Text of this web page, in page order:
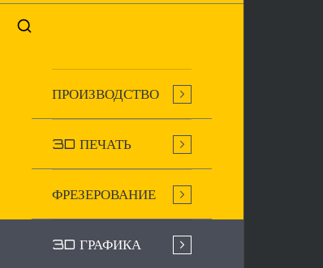
ПРОИЗВОДСТВО
3D ПЕЧАТЬ
ФРЕЗЕРОВАНИЕ
3D ГРАФИКА